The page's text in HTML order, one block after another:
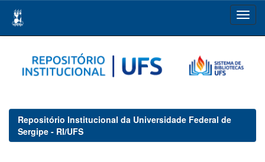
navigation
Repositório Institucional da Universidade Federal de
Sergipe - RI/UFS